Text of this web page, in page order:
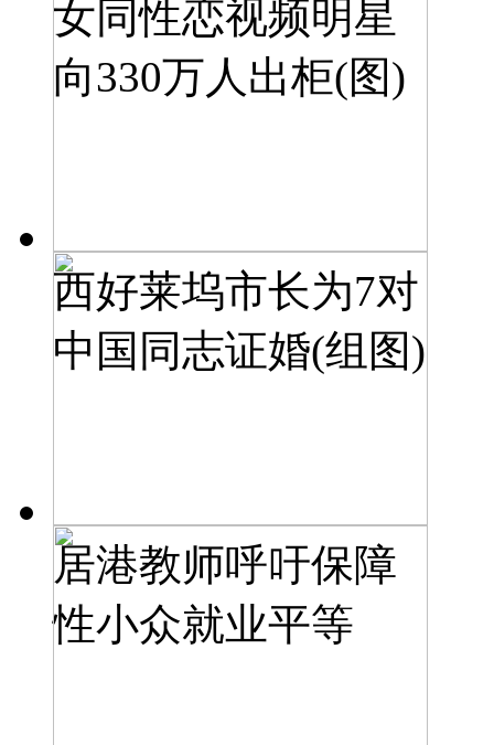
女同性恋视频明星
向330万人出柜(图)
西好莱坞市长为7对
中国同志证婚(组图)
居港教师呼吁保障
性小众就业平等